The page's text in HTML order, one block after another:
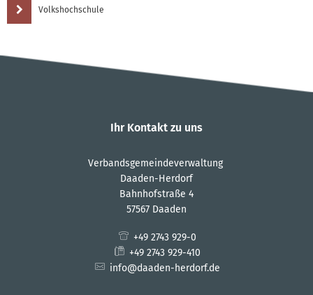
Volkshochschule
Ihr Kontakt zu uns
Verbandsgemeindeverwaltung
Daaden-Herdorf
Bahnhofstraße 4
57567 Daaden
+49 2743 929-0
+49 2743 929-410
info@daaden-herdorf.de